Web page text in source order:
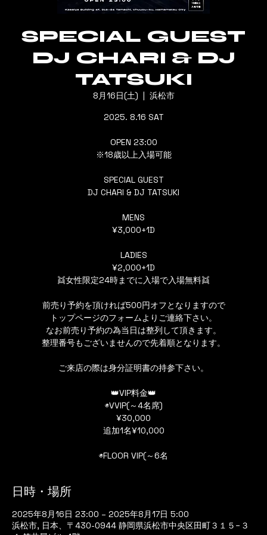
SPECIAL GUEST
DJ CHARI & DJ
TATSUKI
8月16日(土)
  |
浜松市
2025. 8.16 SAT
OPEN 23:00
※18歳以上入場可能
SPECIAL GUEST
DJ CHARI & DJ TATSUKI
MENS
¥3,000+1D
LADIES
¥2,000+1D
👯女性限定24時までに入場で入場無料👯
前売り予約を頂ければ500円オフとなりますので
トップページのフォームよりご連絡下さい。
なお前売り予約の為当日は整列して頂きます。
整理番号もございませんので先着順となります。
ご来店の際は身分証明書の持参下さい。
👑VIP料金👑
◉VVIP(～4名席)
¥30,000
追加1名¥10,000
◉FLOOR VIP(～6名
日時・場所
2025年8月16日 23:00 – 2025年8月17日 5:00
浜松市, 日本、〒430-0944 静岡県浜松市中央区田町３１５−３